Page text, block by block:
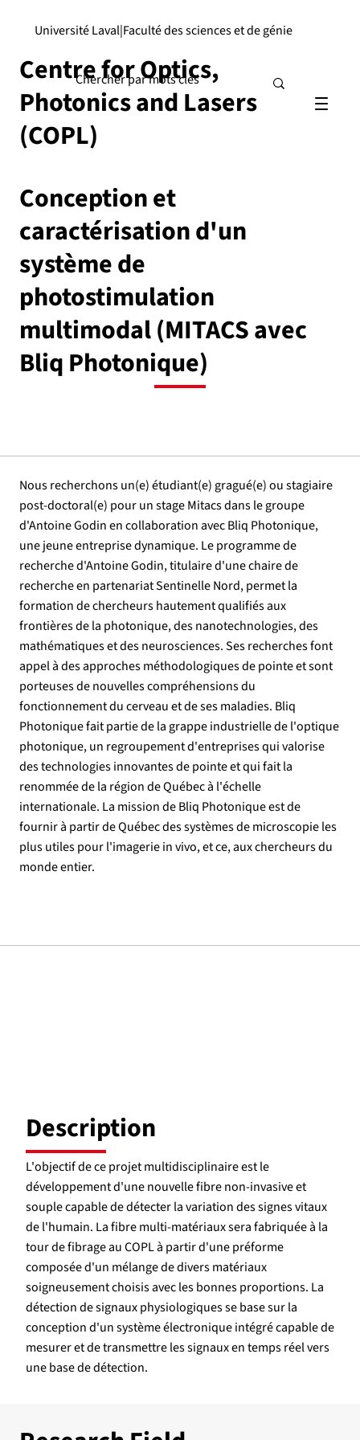
Centre for Optics,
Photonics and Lasers
(COPL)
|
Université Laval Faculté des sciences et de génie
Conception et
caractérisation d'un
système de
photostimulation
multimodal (MITACS avec
Bliq Photonique)
Nous recherchons un(e) étudiant(e) gragué(e) ou stagiaire
post-doctoral(e) pour un stage Mitacs dans le groupe
d'Antoine Godin en collaboration avec Bliq Photonique,
une jeune entreprise dynamique. Le programme de
recherche d'Antoine Godin, titulaire d'une chaire de
recherche en partenariat Sentinelle Nord, permet la
formation de chercheurs hautement qualifiés aux
frontières de la photonique, des nanotechnologies, des
mathématiques et des neurosciences. Ses recherches font
appel à des approches méthodologiques de pointe et sont
porteuses de nouvelles compréhensions du
fonctionnement du cerveau et de ses maladies. Bliq
Photonique fait partie de la grappe industrielle de l'optique
photonique, un regroupement d'entreprises qui valorise
des technologies innovantes de pointe et qui fait la
renommée de la région de Québec à l'échelle
internationale. La mission de Bliq Photonique est de
fournir à partir de Québec des systèmes de microscopie les
plus utiles pour l'imagerie in vivo, et ce, aux chercheurs du
monde entier.
Description
L'objectif de ce projet multidisciplinaire est le
développement d'une nouvelle fibre non-invasive et
souple capable de détecter la variation des signes vitaux
de l'humain. La fibre multi-matériaux sera fabriquée à la
tour de fibrage au COPL à partir d'une préforme
composée d'un mélange de divers matériaux
soigneusement choisis avec les bonnes proportions. La
détection de signaux physiologiques se base sur la
conception d'un système électronique intégré capable de
mesurer et de transmettre les signaux en temps réel vers
une base de détection.